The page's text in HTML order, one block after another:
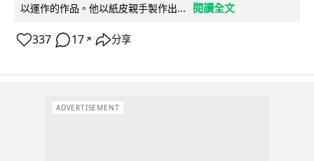
以運作的作品。他以紙皮親手製作出...
閱讀全文
337 17 ↗ 分享
ADVERTISEMENT